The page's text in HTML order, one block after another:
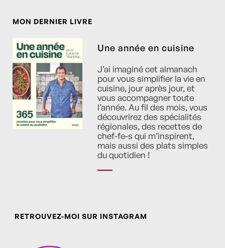
MON DERNIER LIVRE
Une année en cuisine
J’ai imaginé cet almanach
pour vous simplifier la vie en
cuisine, jour après jour, et
vous accompagner toute
l’année. Au fil des mois, vous
découvrirez des spécialités
régionales, des recettes de
chef-fe-s qui m’inspirent,
mais aussi des plats simples
du quotidien !
RETROUVEZ-MOI SUR INSTAGRAM